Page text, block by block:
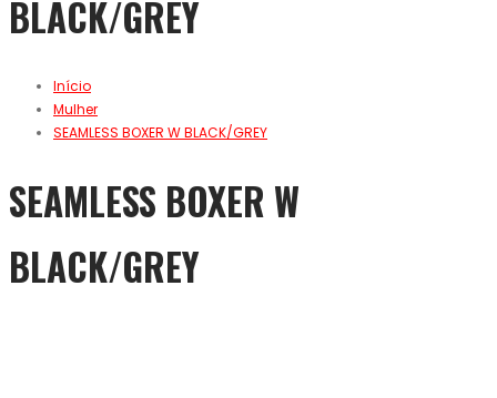
BLACK/GREY
Início
Mulher
SEAMLESS BOXER W BLACK/GREY
SEAMLESS BOXER W
BLACK/GREY